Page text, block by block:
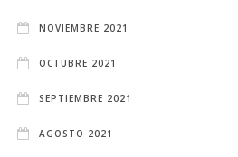
NOVIEMBRE 2021
OCTUBRE 2021
SEPTIEMBRE 2021
AGOSTO 2021